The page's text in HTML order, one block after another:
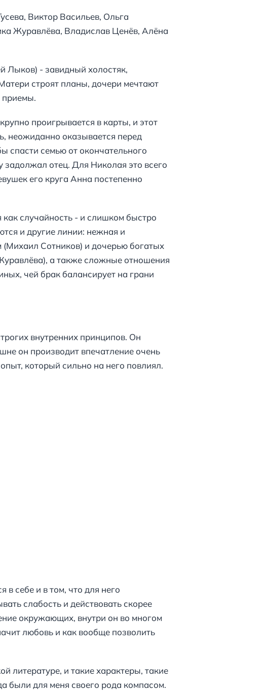
Виктор Васильев, Ольга
Журавлёва, Владислав Ценёв, Алёна
Лыков) - завидный холостяк,
строят планы, дочери мечтают
приемы.
проигрывается в карты, и этот
неожиданно оказывается перед
спасти семью от окончательного
отец. Для Николая это всего
его круга Анна постепенно
случайность - и слишком быстро
и другие линии: нежная и
Сотников) и дочерью богатых
а также сложные отношения
чей брак балансирует на грани
внутренних принципов. Он
он производит впечатление очень
который сильно на него повлиял.
в себе и в том, что для него
слабость и действовать скорее
окружающих, внутри он во многом
любовь и как вообще позволить
литературе, и такие характеры, такие
были для меня своего рода компасом.